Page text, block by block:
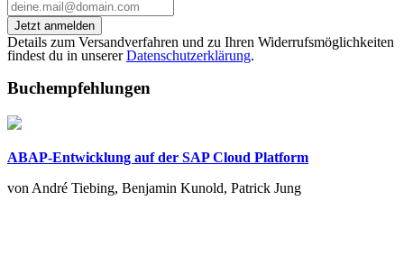
Jetzt anmelden
Details zum Versandverfahren und zu Ihren Widerrufsmöglichkeiten
findest du in unsererDatenschutzerklärung.
Buchempfehlungen
ABAP-Entwicklung auf der SAP Cloud Platform
von André Tiebing, Benjamin Kunold, Patrick Jung